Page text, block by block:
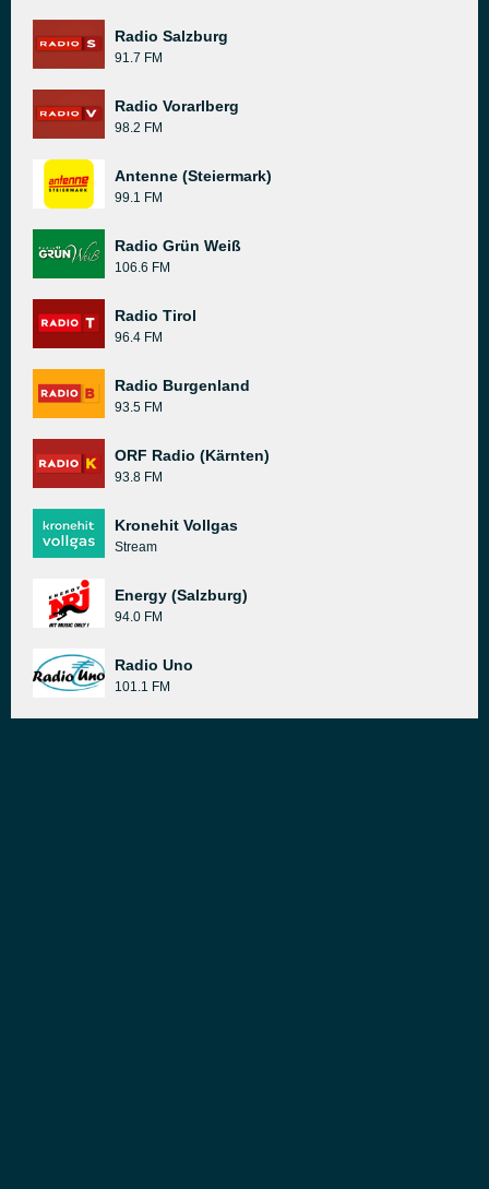
Radio Salzburg
91.7 FM
Radio Vorarlberg
98.2 FM
Antenne (Steiermark)
99.1 FM
Radio Grün Weiß
106.6 FM
Radio Tirol
96.4 FM
Radio Burgenland
93.5 FM
ORF Radio (Kärnten)
93.8 FM
Kronehit Vollgas
Stream
Energy (Salzburg)
94.0 FM
Radio Uno
101.1 FM